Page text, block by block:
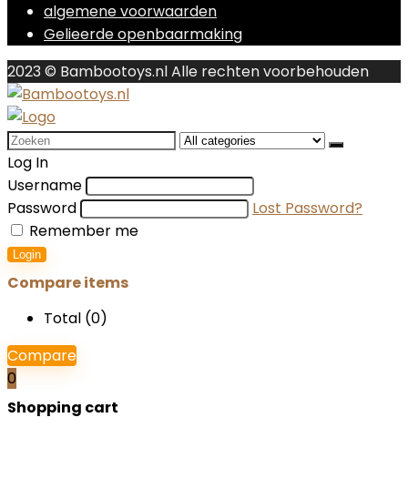
algemene voorwaarden
Gelieerde openbaarmaking
2023 © Bambootoys.nl Alle rechten voorbehouden
Search
for:
Log In
Username
Password
Lost Password?
Remember me
Login
Compare items
Total (0)
Compare
0
Shopping cart